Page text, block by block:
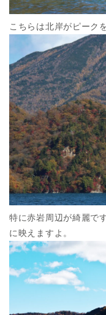
こちらは北岸がピーク
特に赤岩周辺が綺麗で
に映えますよ。